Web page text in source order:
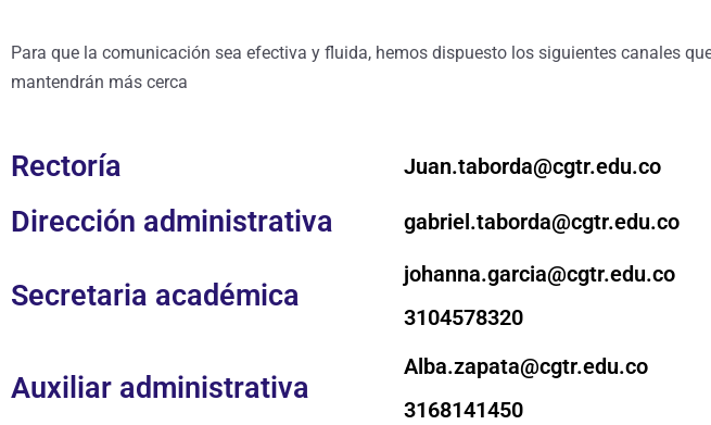
Para que la comunicación sea efectiva y fluida, hemos dispuesto los siguientes canales
mantendrán más cerca
Rectoría Juan.taborda@cgtr.edu.co
Dirección administrativa gabriel.taborda@cgtr.edu.co
Secretaria académica
johanna.garcia@cgtr.edu.co
3104578320
Auxiliar administrativa
Alba.zapata@cgtr.edu.co
3168141450